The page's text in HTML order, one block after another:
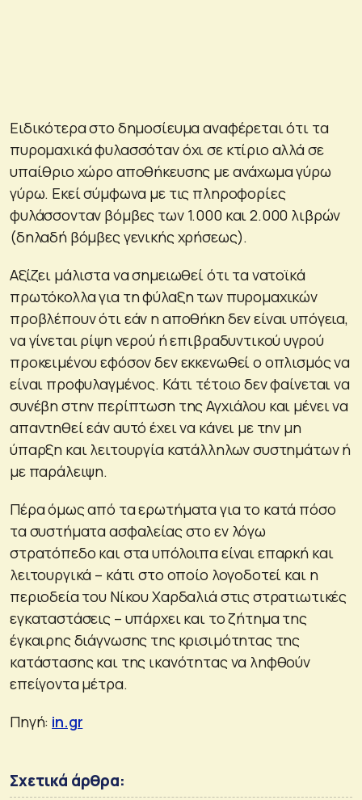
Ειδικότερα στο δημοσίευμα αναφέρεται ότι τα
πυρομαχικά φυλασσόταν όχι σε κτίριο αλλά σε
υπαίθριο χώρο αποθήκευσης με ανάχωμα γύρω
γύρω. Εκεί σύμφωνα με τις πληροφορίες
φυλάσσονταν βόμβες των 1.000 και 2.000 λιβρών
(δηλαδή βόμβες γενικής χρήσεως).
Αξίζει μάλιστα να σημειωθεί ότι τα νατοϊκά
πρωτόκολλα για τη φύλαξη των πυρομαχικών
προβλέπουν ότι εάν η αποθήκη δεν είναι υπόγεια,
να γίνεται ρίψη νερού ή επιβραδυντικού υγρού
προκειμένου εφόσον δεν εκκενωθεί ο οπλισμός να
είναι προφυλαγμένος. Κάτι τέτοιο δεν φαίνεται να
συνέβη στην περίπτωση της Αγχιάλου και μένει να
απαντηθεί εάν αυτό έχει να κάνει με την μη
ύπαρξη και λειτουργία κατάλληλων συστημάτων ή
με παράλειψη.
Πέρα όμως από τα ερωτήματα για το κατά πόσο
τα συστήματα ασφαλείας στο εν λόγω
στρατόπεδο και στα υπόλοιπα είναι επαρκή και
λειτουργικά – κάτι στο οποίο λογοδοτεί και η
περιοδεία του Νίκου Χαρδαλιά στις στρατιωτικές
εγκαταστάσεις – υπάρχει και το ζήτημα της
έγκαιρης διάγνωσης της κρισιμότητας της
κατάστασης και της ικανότητας να ληφθούν
επείγοντα μέτρα.
Πηγή: in.gr
Σχετικά άρθρα: